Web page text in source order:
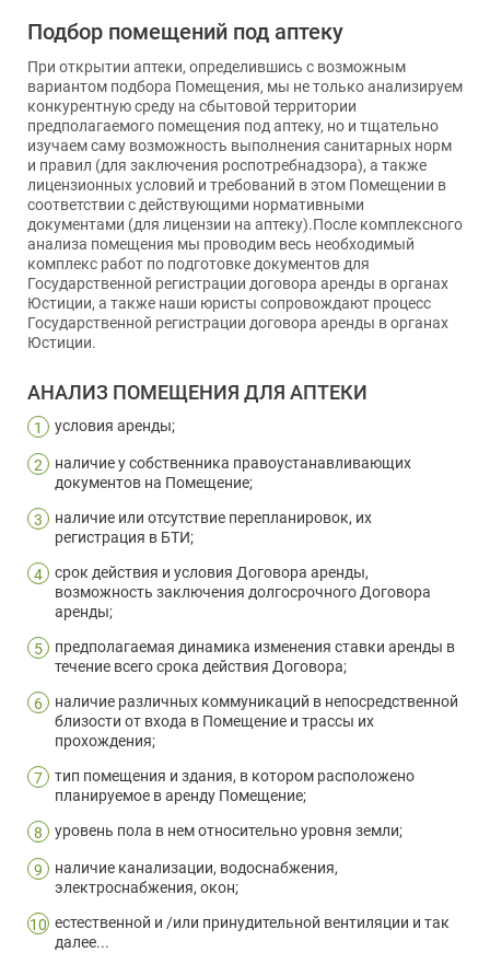
Подбор помещений под аптеку
При открытии аптеки, определившись с возможным
вариантом подбора Помещения, мы не только анализируем
конкурентную среду на сбытовой территории
предполагаемого помещения под аптеку, но и тщательно
изучаем саму возможность выполнения санитарных норм
и правил (для заключения роспотребнадзора), а также
лицензионных условий и требований в этом Помещении в
соответствии с действующими нормативными
документами (для лицензии на аптеку).После комплексного
анализа помещения мы проводим весь необходимый
комплекс работ по подготовке документов для
Государственной регистрации договора аренды в органах
Юстиции, а также наши юристы сопровождают процесс
Государственной регистрации договора аренды в органах
Юстиции.
АНАЛИЗ ПОМЕЩЕНИЯ ДЛЯ АПТЕКИ
1 условия аренды;
2
наличие у собственника правоустанавливающих
документов на Помещение;
3
наличие или отсутствие перепланировок, их
регистрация в БТИ;
4
срок действия и условия Договора аренды,
возможность заключения долгосрочного Договора
аренды;
5
предполагаемая динамика изменения ставки аренды в
течение всего срока действия Договора;
6
наличие различных коммуникаций в непосредственной
близости от входа в Помещение и трассы их
прохождения;
7
тип помещения и здания, в котором расположено
планируемое в аренду Помещение;
8 уровень пола в нем относительно уровня земли;
9
наличие канализации, водоснабжения,
электроснабжения, окон;
10 естественной и /или принудительной вентиляции и так
далее...